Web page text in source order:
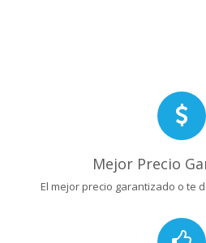
Mejor Precio
El mejor precio garantizado o te